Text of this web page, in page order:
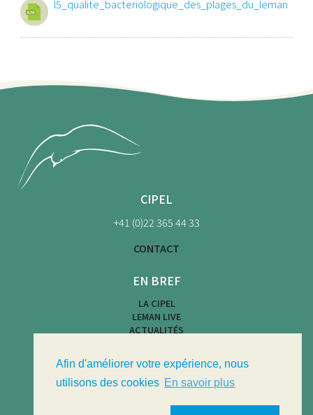
Afin d'améliorer votre expérience, nous
utilisons des cookies En savoir plus
l5_qualite_bacteriologique_des_plages_du_leman
CIPEL
+41 (0)22 365 44 33
CONTACT
EN BREF
LA CIPEL
LEMAN LIVE
ACTUALITÉS
ACTIVITÉS NAUTIQUES
LIMNOTHÈQUE
BULLETIN LIMNOLOGIQUE